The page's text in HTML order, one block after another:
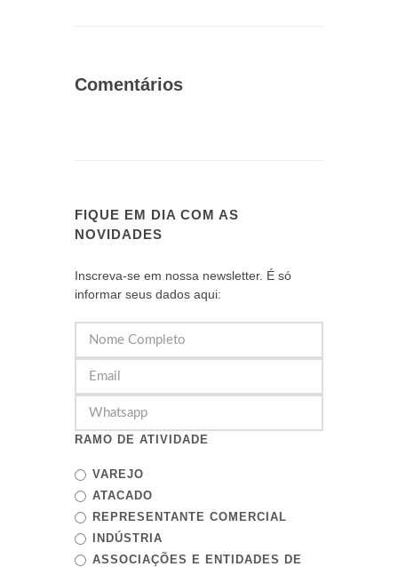
Comentários
FIQUE EM DIA COM AS
NOVIDADES
Inscreva-se em nossa newsletter. É só
informar seus dados aqui:
RAMO DE ATIVIDADE
VAREJO
ATACADO
REPRESENTANTE COMERCIAL
INDÚSTRIA
ASSOCIAÇÕES E ENTIDADES DE